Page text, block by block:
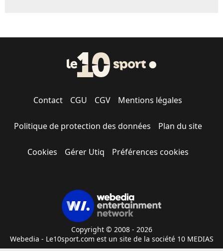
Contact CGU CGV Mentions légales
Politique de protection des données Plan du site
Cookies Gérer Utiq Préférences cookies
Copyright © 2008 - 2026
Webedia - Le10sport.com est un site de la société 10 MEDIAS